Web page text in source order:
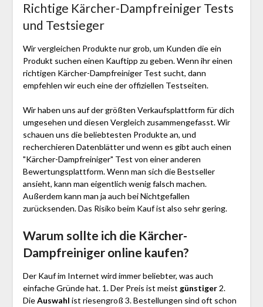
Richtige Kärcher-Dampfreiniger Tests
und Testsieger
Wir vergleichen Produkte nur grob, um Kunden die ein
Produkt suchen einen Kauftipp zu geben. Wenn ihr einen
richtigen Kärcher-Dampfreiniger Test sucht, dann
empfehlen wir euch eine der offiziellen Testseiten.
Wir haben uns auf der größten Verkaufsplattform für dich
umgesehen und diesen Vergleich zusammengefasst. Wir
schauen uns die beliebtesten Produkte an, und
recherchieren Datenblätter und wenn es gibt auch einen
"Kärcher-Dampfreiniger" Test von einer anderen
Bewertungsplattform. Wenn man sich die Bestseller
ansieht, kann man eigentlich wenig falsch machen.
Außerdem kann man ja auch bei Nichtgefallen
zurücksenden. Das Risiko beim Kauf ist also sehr gering.
Warum sollte ich die Kärcher-
Dampfreiniger online kaufen?
Der Kauf im Internet wird immer beliebter, was auch
einfache Gründe hat. 1. Der Preis ist meist günstiger2.
DieAuswahl ist riesengroß 3. Bestellungen sind oft schon